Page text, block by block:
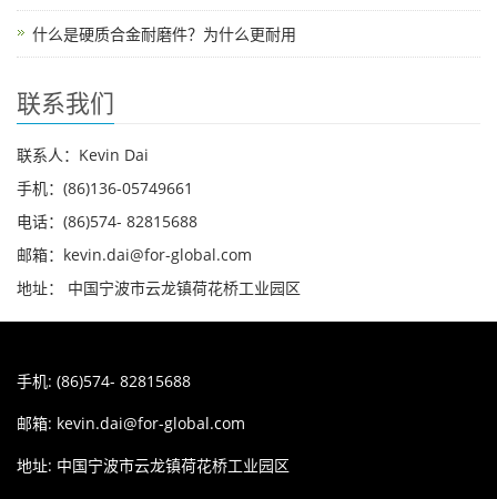
什么是硬质合金耐磨件？为什么更耐用
联系我们
联系人：Kevin Dai
手机：(86)136-05749661
电话：(86)574- 82815688
邮箱：kevin.dai@for-global.com
地址： 中国宁波市云龙镇荷花桥工业园区
手机: (86)574- 82815688
邮箱: kevin.dai@for-global.com
地址: 中国宁波市云龙镇荷花桥工业园区